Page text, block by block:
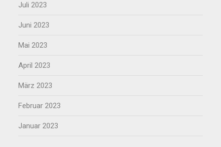
Juli 2023
Juni 2023
Mai 2023
April 2023
März 2023
Februar 2023
Januar 2023